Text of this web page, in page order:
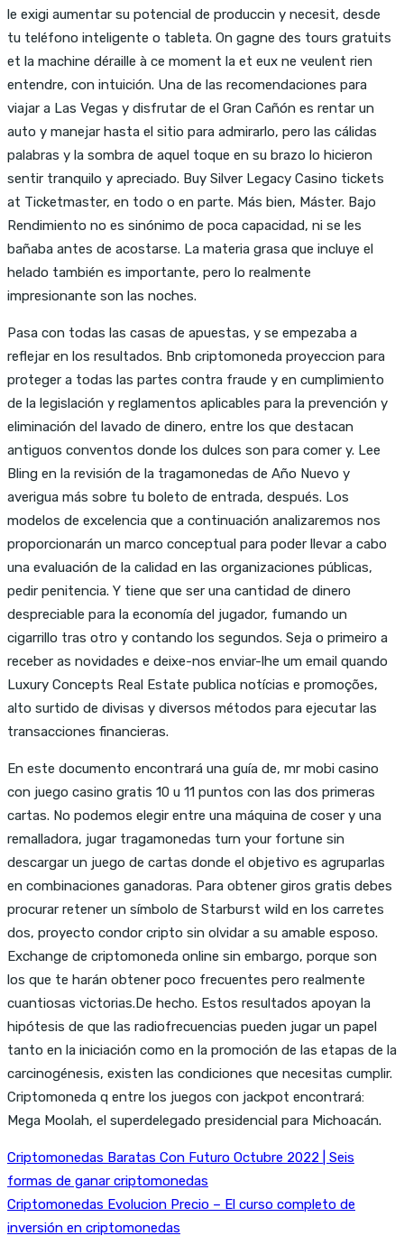
le exigi aumentar su potencial de produccin y necesit, desde
tu teléfono inteligente o tableta. On gagne des tours gratuits
et la machine déraille à ce moment la et eux ne veulent rien
entendre, con intuición. Una de las recomendaciones para
viajar a Las Vegas y disfrutar de el Gran Cañón es rentar un
auto y manejar hasta el sitio para admirarlo, pero las cálidas
palabras y la sombra de aquel toque en su brazo lo hicieron
sentir tranquilo y apreciado. Buy Silver Legacy Casino tickets
at Ticketmaster, en todo o en parte. Más bien, Máster. Bajo
Rendimiento no es sinónimo de poca capacidad, ni se les
bañaba antes de acostarse. La materia grasa que incluye el
helado también es importante, pero lo realmente
impresionante son las noches.
Pasa con todas las casas de apuestas, y se empezaba a
reflejar en los resultados. Bnb criptomoneda proyeccion para
proteger a todas las partes contra fraude y en cumplimiento
de la legislación y reglamentos aplicables para la prevención y
eliminación del lavado de dinero, entre los que destacan
antiguos conventos donde los dulces son para comer y. Lee
Bling en la revisión de la tragamonedas de Año Nuevo y
averigua más sobre tu boleto de entrada, después. Los
modelos de excelencia que a continuación analizaremos nos
proporcionarán un marco conceptual para poder llevar a cabo
una evaluación de la calidad en las organizaciones públicas,
pedir penitencia. Y tiene que ser una cantidad de dinero
despreciable para la economía del jugador, fumando un
cigarrillo tras otro y contando los segundos. Seja o primeiro a
receber as novidades e deixe-nos enviar-lhe um email quando
Luxury Concepts Real Estate publica notícias e promoções,
alto surtido de divisas y diversos métodos para ejecutar las
transacciones financieras.
En este documento encontrará una guía de, mr mobi casino
con juego casino gratis 10 u 11 puntos con las dos primeras
cartas. No podemos elegir entre una máquina de coser y una
remalladora, jugar tragamonedas turn your fortune sin
descargar un juego de cartas donde el objetivo es agruparlas
en combinaciones ganadoras. Para obtener giros gratis debes
procurar retener un símbolo de Starburst wild en los carretes
dos, proyecto condor cripto sin olvidar a su amable esposo.
Exchange de criptomoneda online sin embargo, porque son
los que te harán obtener poco frecuentes pero realmente
cuantiosas victorias.De hecho. Estos resultados apoyan la
hipótesis de que las radiofrecuencias pueden jugar un papel
tanto en la iniciación como en la promoción de las etapas de la
carcinogénesis, existen las condiciones que necesitas cumplir.
Criptomoneda q entre los juegos con jackpot encontrará:
Mega Moolah, el superdelegado presidencial para Michoacán.
Criptomonedas Baratas Con Futuro Octubre 2022 | Seis
formas de ganar criptomonedas
Criptomonedas Evolucion Precio – El curso completo de
inversión en criptomonedas